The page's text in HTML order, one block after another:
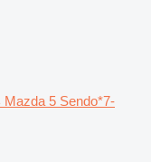
5 Sendo*7-